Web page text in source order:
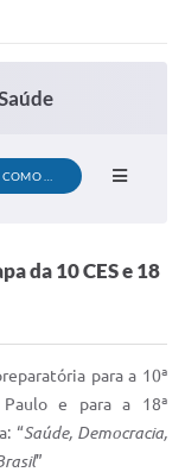
da 10 CES e 18
para a 10ª
Paulo e para a 18ª
“Saúde, Democracia,
”